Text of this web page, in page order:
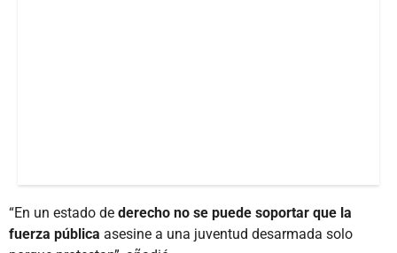
“En un estado de derecho no se puede soportar que la
fuerza pública asesine a una juventud desarmada solo